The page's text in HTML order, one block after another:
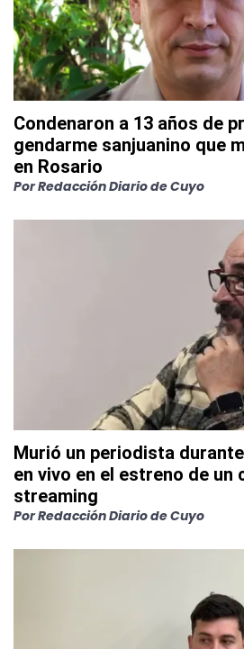
Condenaron a 13 años de
gendarme sanjuanino que
en Rosario
PorRedacción Diario de Cuyo
Murió un periodista
en vivo en el estreno de un
streaming
PorRedacción Diario de Cuyo